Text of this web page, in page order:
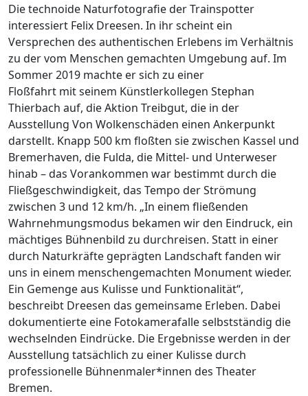
Die technoide Naturfotografie der Trainspotter
interessiert Felix Dreesen. In ihr scheint ein
Versprechen des authentischen Erlebens im Verhältnis
zu der vom Menschen gemachten Umgebung auf. Im
Sommer 2019 machte er sich zu einer
Floßfahrt mit seinem Künstlerkollegen Stephan
Thierbach auf, die Aktion Treibgut, die in der
Ausstellung Von Wolkenschäden einen Ankerpunkt
darstellt. Knapp 500 km floßten sie zwischen Kassel und
Bremerhaven, die Fulda, die Mittel- und Unterweser
hinab – das Vorankommen war bestimmt durch die
Fließgeschwindigkeit, das Tempo der Strömung
zwischen 3 und 12 km/h. „In einem fließenden
Wahrnehmungsmodus bekamen wir den Eindruck, ein
mächtiges Bühnenbild zu durchreisen. Statt in einer
durch Naturkräfte geprägten Landschaft fanden wir
uns in einem menschengemachten Monument wieder.
Ein Gemenge aus Kulisse und Funktionalität“,
beschreibt Dreesen das gemeinsame Erleben. Dabei
dokumentierte eine Fotokamerafalle selbstständig die
wechselnden Eindrücke. Die Ergebnisse werden in der
Ausstellung tatsächlich zu einer Kulisse durch
professionelle Bühnenmaler*innen des Theater
Bremen.